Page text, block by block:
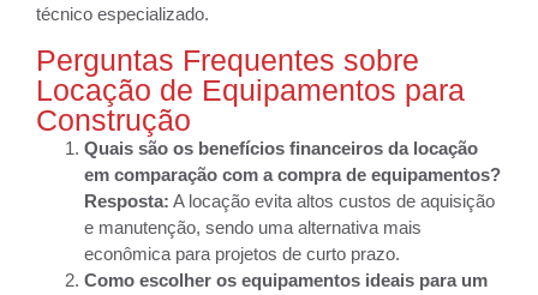
técnico especializado.
Perguntas Frequentes sobre
Locação de Equipamentos para
Construção
Quais são os benefícios financeiros da locação
em comparação com a compra de equipamentos?
Resposta: A locação evita altos custos de aquisição
e manutenção, sendo uma alternativa mais
econômica para projetos de curto prazo.
Como escolher os equipamentos ideais para um